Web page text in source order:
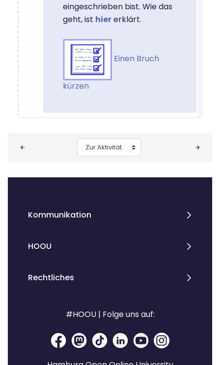
eingeschrieben bist. Wie das
geht, ist hiererklärt.
Einen Bruch
kürzen
Zur Aktivität
Kommunikation
HOOU
Rechtliches
#HOOU | Folge uns auf: